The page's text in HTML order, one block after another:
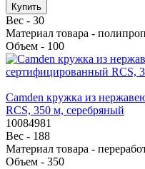
Купить
Вес - 30
Материал товара -
Объем - 100
Camden кружка из
RCS, 350 м, серебряный
10084981
Вес - 188
Материал товара -
Объем - 350